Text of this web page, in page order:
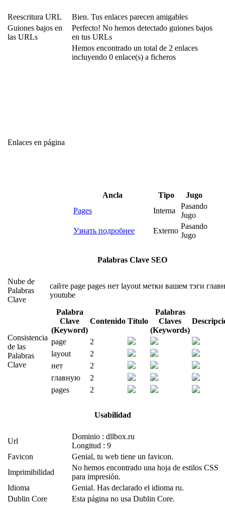
Reescritura URL
Bien. Tus enlaces parecen amigables
Guiones bajos en
las URLs
Perfecto! No hemos detectado guiones bajos
en tus URLs
Enlaces en página
Hemos encontrado un total de 2 enlaces
incluyendo 0 enlace(s) a ficheros
Ancla Tipo
Jugo
Pages
Interna
Pasando
Jugo
Узнать подробнее
Externo
Pasando
Jugo
Palabras Clave SEO
Nube de
Palabras
Clave
сайте page pages нет layout метки вашем тэги
youtube
Consistencia
de las
Palabras
Clave
Palabra
Clave
(Keyword)
Contenido Título
Palabras
Claves
(Keywords)
page
2
layout
2
нет
2
главную
2
pages
2
Usabilidad
Url
Dominio : dllbox.ru
Longitud : 9
Favicon
Genial, tu web tiene un favicon.
Imprimibilidad
No hemos encontrado una hoja de estilos CSS
para impresión.
Idioma
Genial. Has declarado el idioma ru.
Dublin Core
Esta página no usa Dublin Core.